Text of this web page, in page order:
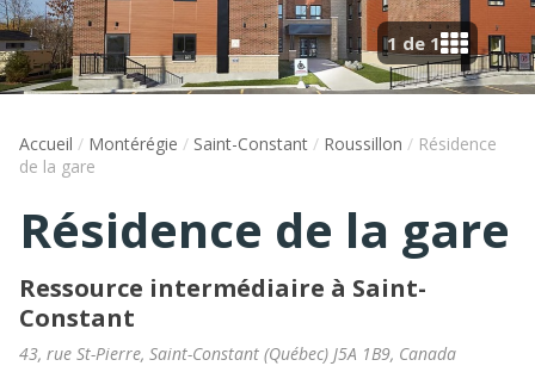
1 de 1
Accueil / Montérégie / Saint-Constant / Roussillon / Résidence
de la gare
Résidence de la gare
Ressource intermédiaire à Saint-
Constant
43, rue St-Pierre, Saint-Constant (Québec) J5A 1B9, Canada